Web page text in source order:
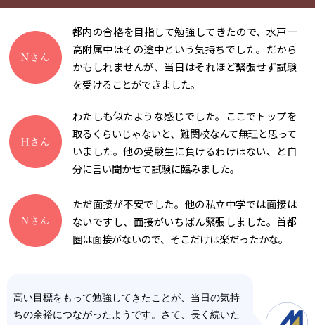
都内の合格を目指して勉強してきたので、水戸一
高附属中はその途中という気持ちでした。だから
かもしれませんが、当日はそれほど緊張せず試験
を受けることができました。
わたしも似たような感じでした。ここでトップを
取るくらいじゃないと、難関校なんて無理と思って
いました。他の受験生に負けるわけはない、と自
分に言い聞かせて試験に臨みました。
ただ面接が不安でした。他の私立中学では面接は
ないですし、面接がいちばん緊張しました。首都
圏は面接がないので、そこだけは楽だったかな。
高い目標をもって勉強してきたことが、当日の気持
ちの余裕につながったようです。さて、長く続いた